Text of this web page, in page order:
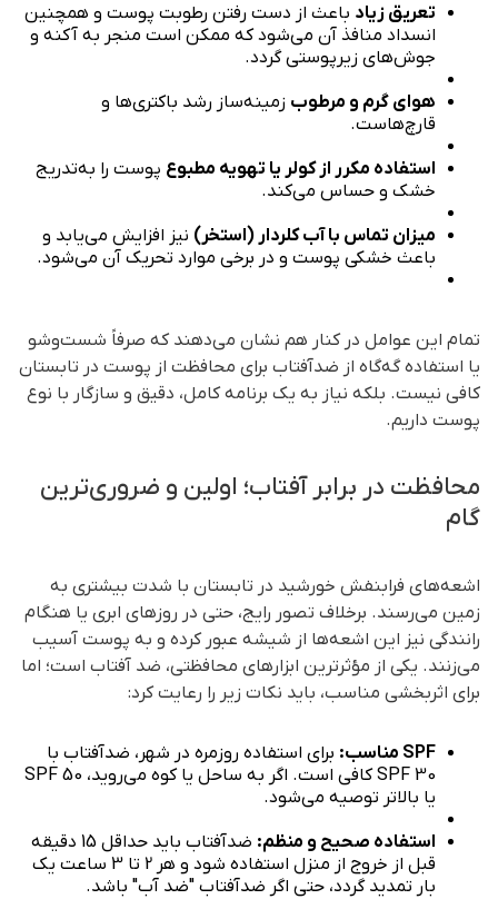
تعریق زیاد باعث از دست رفتن رطوبت پوست و همچنین
انسداد منافذ آن می‌شود که ممکن است منجر به آکنه و
جوش‌های زیرپوستی گردد.
هوای گرم و مرطوب زمینه‌ساز رشد باکتری‌ها و
قارچ‌هاست.
استفاده مکرر از کولر یا تهویه مطبوع پوست را به‌تدریج
خشک و حساس می‌کند.
میزان تماس با آب کلردار (استخر) نیز افزایش می‌یابد و
باعث خشکی پوست و در برخی موارد تحریک آن می‌شود.
تمام این عوامل در کنار هم نشان می‌دهند که صرفاً شست‌وشو
یا استفاده گه‌گاه از ضدآفتاب برای محافظت از پوست در تابستان
کافی نیست. بلکه نیاز به یک برنامه کامل، دقیق و سازگار با نوع
پوست داریم.
محافظت در برابر آفتاب؛ اولین و ضروری‌ترین
گام
اشعه‌های فرابنفش خورشید در تابستان با شدت بیشتری به
زمین می‌رسند. برخلاف تصور رایج، حتی در روزهای ابری یا هنگام
رانندگی نیز این اشعه‌ها از شیشه عبور کرده و به پوست آسیب
می‌زنند. یکی از مؤثرترین ابزارهای محافظتی، ضد آفتاب است؛ اما
برای اثربخشی مناسب، باید نکات زیر را رعایت کرد:
SPF مناسب:
برای استفاده روزمره در شهر، ضدآفتاب با
SPF 30 کافی است. اگر به ساحل یا کوه می‌روید، SPF 50
یا بالاتر توصیه می‌شود.
استفاده صحیح و منظم:
ضدآفتاب باید حداقل 15 دقیقه
قبل از خروج از منزل استفاده شود و هر 2 تا 3 ساعت یک
بار تمدید گردد، حتی اگر ضدآفتاب "ضد آب" باشد.